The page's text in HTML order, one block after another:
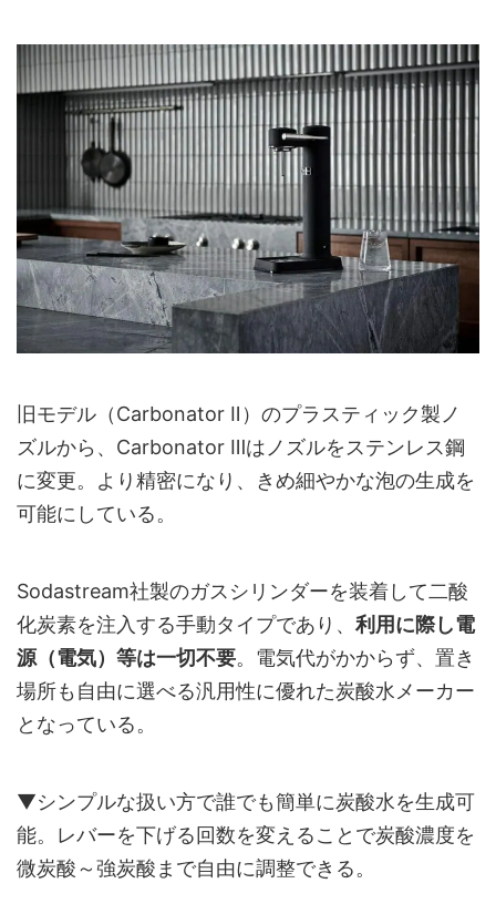
旧モデル（Carbonator Ⅱ）のプラスティック製ノ
ズルから、Carbonator Ⅲはノズルをステンレス鋼
に変更。より精密になり、きめ細やかな泡の生成を
可能にしている。
Sodastream社製のガスシリンダーを装着して二酸
化炭素を注入する手動タイプであり、 利用に際し電
源（電気）等は一切不要。電気代がかからず、置き
場所も自由に選べる汎用性に優れた炭酸水メーカー
となっている。
▼シンプルな扱い方で誰でも簡単に炭酸水を生成可
能。レバーを下げる回数を変えることで炭酸濃度を
微炭酸～強炭酸まで自由に調整できる。